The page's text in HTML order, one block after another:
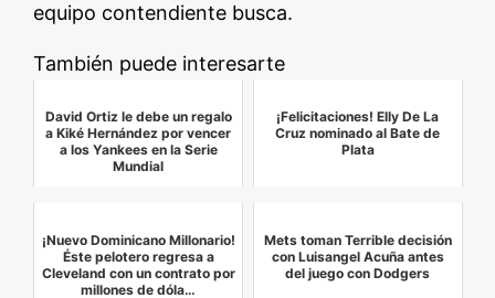
equipo contendiente busca.
También puede interesarte
David Ortiz le debe un regalo
a Kiké Hernández por vencer
a los Yankees en la Serie
Mundial
¡Felicitaciones! Elly De La
Cruz nominado al Bate de
Plata
¡Nuevo Dominicano Millonario!
Éste pelotero regresa a
Cleveland con un contrato por
millones de dóla…
Mets toman Terrible decisión
con Luisangel Acuña antes
del juego con Dodgers